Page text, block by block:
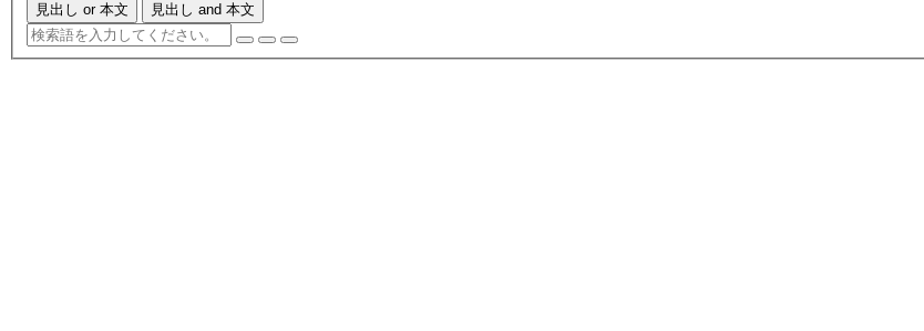
見出し or 本文 見出し and 本文